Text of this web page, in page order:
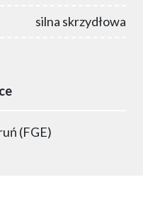
silna skrzydłowa
(FGE)